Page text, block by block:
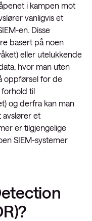
i kampen mot
vanligvis et
en. Disse
basert på noen
eller utelukkende
hvor man uten
oppførsel for de
til
og derfra kan man
avslører et
er tilgjengelige
SIEM-systemer